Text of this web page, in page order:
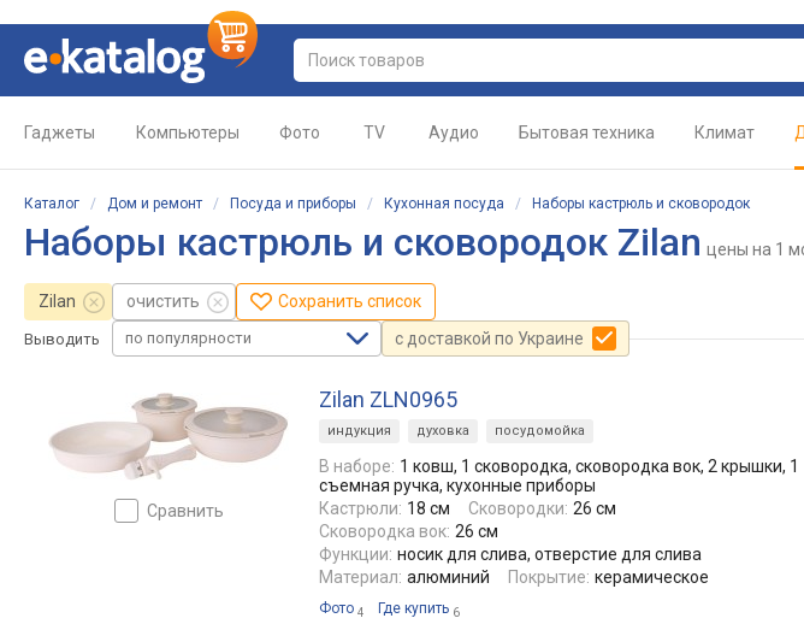
Гаджеты Компьютеры Фото TV Аудио Бытовая техника Климат
Каталог / Дом и ремонт / Посуда и приборы / Кухонная посуда / Наборы кастрюль и сковородок
Наборы кастрюль и сковородок Zilan цены на 1
Zilan очистить Сохранить список
Выводить по популярности с доставкой по Украине
сравнить
Zilan ZLN0965
индукция духовка посудомойка
В наборе: 1 ковш, 1 сковородка, сковородка вок, 2 крышки, 1
съемная ручка, кухонные приборы
Кастрюли: 18 см Сковородки: 26 см
Сковородка вок: 26 см
Функции: носик для слива, отверстие для слива
Материал: алюминий Покрытие: керамическое
Фото 4 Где купить 6